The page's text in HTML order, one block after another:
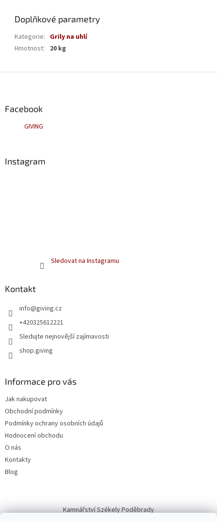
Doplňkové parametry
Kategorie: Grily na uhlí
Hmotnost: 20 kg
Facebook
GIVING
Instagram
Sledovat na Instagramu
Kontakt
info@giving.cz
+420325612221
Sledujte nejnovější zajímavosti
shop.giving
Informace pro vás
Jak nakupovat
Obchodní podmínky
Podmínky ochrany osobních údajů
Hodnocení obchodu
O nás
Kontakty
Blog
Kamnářství Székely Poděbrady